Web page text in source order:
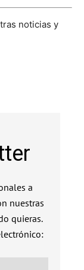
noticias y
a
nuestras
quieras.